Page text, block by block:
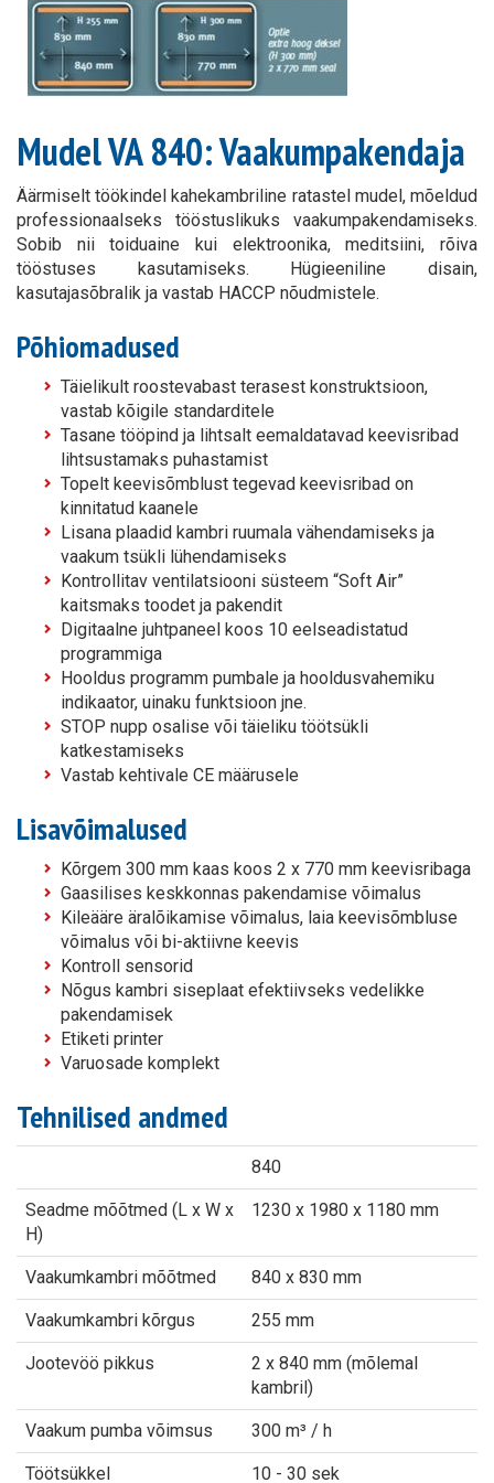
Mudel VA 840: Vaakumpakendaja
Äärmiselt töökindel kahekambriline ratastel mudel, mõeldud
professionaalseks tööstuslikuks vaakumpakendamiseks.
Sobib nii toiduaine kui elektroonika, meditsiini, rõiva
tööstuses kasutamiseks. Hügieeniline disain,
kasutajasõbralik ja vastab HACCP nõudmistele.
Põhiomadused
Täielikult roostevabast terasest konstruktsioon,
vastab kõigile standarditele
Tasane tööpind ja lihtsalt eemaldatavad keevisribad
lihtsustamaks puhastamist
Topelt keevisõmblust tegevad keevisribad on
kinnitatud kaanele
Lisana plaadid kambri ruumala vähendamiseks ja
vaakum tsükli lühendamiseks
Kontrollitav ventilatsiooni süsteem “Soft Air”
kaitsmaks toodet ja pakendit
Digitaalne juhtpaneel koos 10 eelseadistatud
programmiga
Hooldus programm pumbale ja hooldusvahemiku
indikaator, uinaku funktsioon jne.
STOP nupp osalise või täieliku töötsükli
katkestamiseks
Vastab kehtivale CE määrusele
Lisavõimalused
Kõrgem 300 mm kaas koos 2 x 770 mm keevisribaga
Gaasilises keskkonnas pakendamise võimalus
Kileääre äralõikamise võimalus, laia keevisõmbluse
võimalus või bi-aktiivne keevis
Kontroll sensorid
Nõgus kambri siseplaat efektiivseks vedelikke
pakendamisek
Etiketi printer
Varuosade komplekt
Tehnilised andmed
840
Seadme mõõtmed (L x W x
H)
1230 x 1980 x 1180 mm
Vaakumkambri mõõtmed 840 x 830 mm
Vaakumkambri kõrgus 255 mm
Jootevöö pikkus
2 x 840 mm (mõlemal
kambril)
Vaakum pumba võimsus 300 m³ / h
Töötsükkel 10 - 30 sek